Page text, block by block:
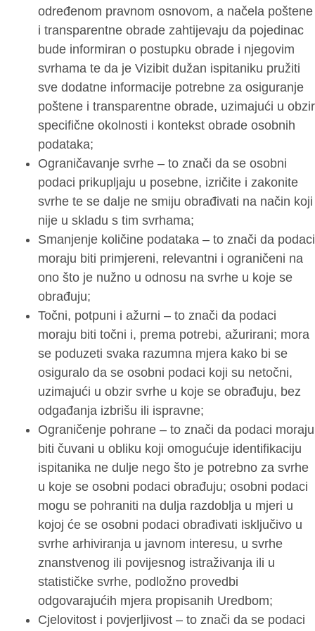
određenom pravnom osnovom, a načela poštene
i transparentne obrade zahtijevaju da pojedinac
bude informiran o postupku obrade i njegovim
svrhama te da je Vizibit dužan ispitaniku pružiti
sve dodatne informacije potrebne za osiguranje
poštene i transparentne obrade, uzimajući u obzir
specifične okolnosti i kontekst obrade osobnih
podataka;
Ograničavanje svrhe – to znači da se osobni
podaci prikupljaju u posebne, izričite i zakonite
svrhe te se dalje ne smiju obrađivati na način koji
nije u skladu s tim svrhama;
Smanjenje količine podataka – to znači da podaci
moraju biti primjereni, relevantni i ograničeni na
ono što je nužno u odnosu na svrhe u koje se
obrađuju;
Točni, potpuni i ažurni – to znači da podaci
moraju biti točni i, prema potrebi, ažurirani; mora
se poduzeti svaka razumna mjera kako bi se
osiguralo da se osobni podaci koji su netočni,
uzimajući u obzir svrhe u koje se obrađuju, bez
odgađanja izbrišu ili ispravne;
Ograničenje pohrane – to znači da podaci moraju
biti čuvani u obliku koji omogućuje identifikaciju
ispitanika ne dulje nego što je potrebno za svrhe
u koje se osobni podaci obrađuju; osobni podaci
mogu se pohraniti na dulja razdoblja u mjeri u
kojoj će se osobni podaci obrađivati isključivo u
svrhe arhiviranja u javnom interesu, u svrhe
znanstvenog ili povijesnog istraživanja ili u
statističke svrhe, podložno provedbi
odgovarajućih mjera propisanih Uredbom;
Cjelovitost i povjerljivost – to znači da se podaci